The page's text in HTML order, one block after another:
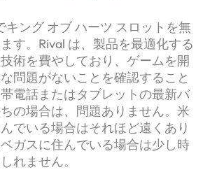
キング オブ ハーツ スロットを無
す。Rival は、製品を最適化する
術を費やしており、ゲームを開
問題がないことを確認すること
電話またはタブレットの最新バ
の場合は、問題ありません。米
でいる場合はそれほど遠くあり
ガスに住んでいる場合は少し時
れません。